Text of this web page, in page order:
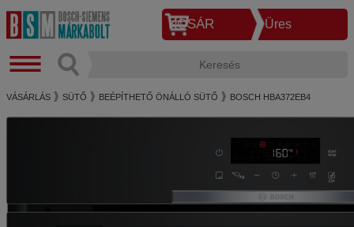
KOSÁR Üres
VÁSÁRLÁS SÜTŐ BEÉPÍTHETŐ ÖNÁLLÓ SÜTŐ BOSCH HBA372EB4